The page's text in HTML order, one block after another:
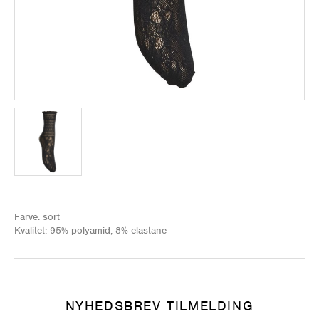
Farve: sort
Kvalitet: 95% polyamid, 8% elastane
NYHEDSBREV TILMELDING